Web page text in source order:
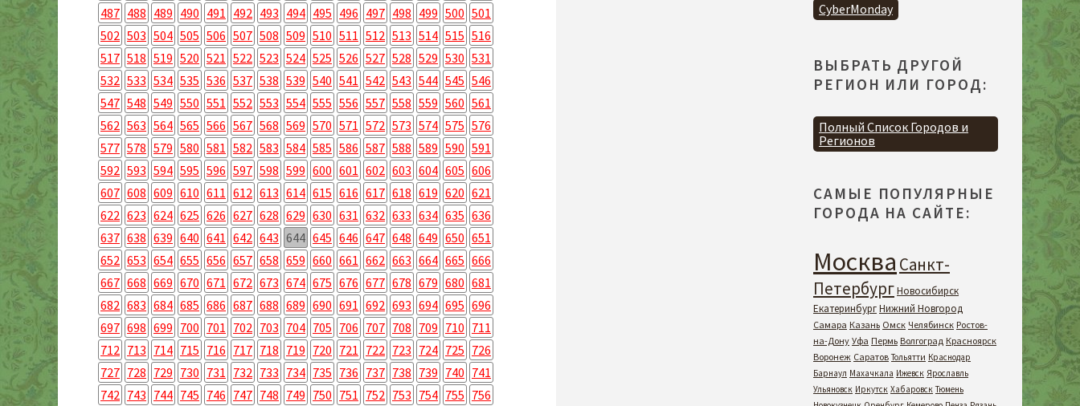
487 488 489 490 491 492 493 494 495 496 497 498 499 500 501
502 503 504 505 506 507 508 509 510 511 512 513 514 515 516
517 518 519 520 521 522 523 524 525 526 527 528 529 530 531
532 533 534 535 536 537 538 539 540 541 542 543 544 545 546
547 548 549 550 551 552 553 554 555 556 557 558 559 560 561
562 563 564 565 566 567 568 569 570 571 572 573 574 575 576
577 578 579 580 581 582 583 584 585 586 587 588 589 590 591
592 593 594 595 596 597 598 599 600 601 602 603 604 605 606
607 608 609 610 611 612 613 614 615 616 617 618 619 620 621
622 623 624 625 626 627 628 629 630 631 632 633 634 635 636
637 638 639 640 641 642 643 644 645 646 647 648 649 650 651
652 653 654 655 656 657 658 659 660 661 662 663 664 665 666
667 668 669 670 671 672 673 674 675 676 677 678 679 680 681
682 683 684 685 686 687 688 689 690 691 692 693 694 695 696
697 698 699 700 701 702 703 704 705 706 707 708 709 710 711
712 713 714 715 716 717 718 719 720 721 722 723 724 725 726
727 728 729 730 731 732 733 734 735 736 737 738 739 740 741
742 743 744 745 746 747 748 749 750 751 752 753 754 755 756
CyberMonday
ВЫБРАТЬ ДРУГОЙ
РЕГИОН ИЛИ ГОРОД:
Полный Список Городов и
Регионов
САМЫЕ ПОПУЛЯРНЫЕ
ГОРОДА НА САЙТЕ:
Москва Санкт-
ПетербургНовосибирск
ЕкатеринбургНижний Новгород
Самара Казань Омск Челябинск Ростов-
на-Дону Уфа Пермь Волгоград Красноярск
Воронеж Саратов Тольятти Краснодар
Барнаул Махачкала Ижевск Ярославль
Ульяновск Иркутск Хабаровск Тюмень